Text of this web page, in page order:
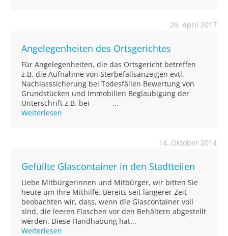
26. April 2017
Angelegenheiten des Ortsgerichtes
Für Angelegenheiten, die das Ortsgericht betreffen
z.B. die Aufnahme von Sterbefallsanzeigen evtl.
Nachlasssicherung bei Todesfällen Bewertung von
Grundstücken und Immobilien Beglaubigung der
Unterschrift z.B. bei - ...
Weiterlesen
14. Oktober 2014
Gefüllte Glascontainer in den Stadtteilen
Liebe Mitbürgerinnen und Mitbürger, wir bitten Sie
heute um Ihre Mithilfe. Bereits seit längerer Zeit
beobachten wir, dass, wenn die Glascontainer voll
sind, die leeren Flaschen vor den Behältern abgestellt
werden. Diese Handhabung hat...
Weiterlesen